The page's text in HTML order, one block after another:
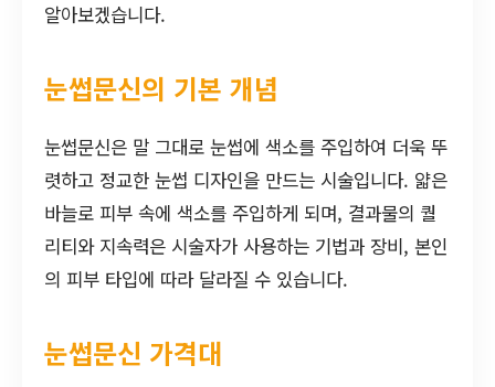
알아보겠습니다.
눈썹문신의 기본 개념
눈썹문신은 말 그대로 눈썹에 색소를 주입하여 더욱 뚜
렷하고 정교한 눈썹 디자인을 만드는 시술입니다. 얇은
바늘로 피부 속에 색소를 주입하게 되며, 결과물의 퀄
리티와 지속력은 시술자가 사용하는 기법과 장비, 본인
의 피부 타입에 따라 달라질 수 있습니다.
눈썹문신 가격대